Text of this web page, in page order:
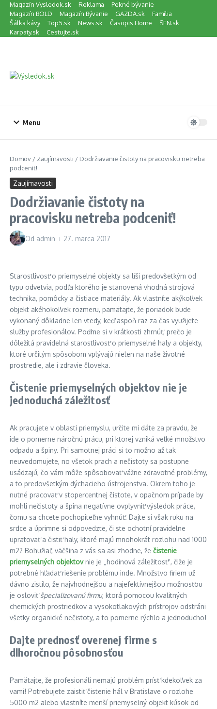
Preskočiť na obsah
Magazín Vysledok.sk Reklama
Pekné bývanie
Magazín BOLD
Magazín Bývanie GAZDA.sk
Família
Šálka kávy
Top5.sk News.sk Časopis Home
SEN.sk
Karpaty.sk
Cestujte.sk
Menu
Domov / Zaujímavosti / Dodržiavanie čistoty na pracovisku netreba
podceniť!
Zaujímavosti
Dodržiavanie čistoty na
pracovisku netreba podceniť!
Od admin 27. marca 2017
Starostlivosť o priemyselné objekty sa líši predovšetkým od
typu odvetvia, podľa ktorého je stanovená vhodná strojová
technika, pomôcky a čistiace materiály. Ak vlastníte akýkoľvek
objekt akéhokoľvek rozmeru, pamätajte, že poriadok bude
vykonaný dôkladne len vtedy, keď aspoň raz za čas využijete
služby profesionálov. Poďme si v krátkosti zhrnúť, prečo je
dôležitá pravidelná starostlivosť o priemyselné haly a objekty,
ktoré určitým spôsobom vplývajú nielen na naše životné
prostredie, ale i zdravie človeka.
Čistenie priemyselných objektov nie je
jednoduchá záležitosť
Ak pracujete v oblasti priemyslu, určite mi dáte za pravdu, že
ide o pomerne náročnú prácu, pri ktorej vzniká veľké množstvo
odpadu a špiny. Pri samotnej práci si to možno až tak
neuvedomujete, no všetok prach a nečistoty sa postupne
usádzajú, čo vám môže spôsobovať vážne zdravotné problémy,
a to predovšetkým dýchacieho ústrojenstva. Okrem toho je
nutné pracovať v stopercentnej čistote, v opačnom prípade by
mohli nečistoty a špina negatívne ovplyvniť výsledok práce,
čomu sa chcete pochopiteľne vyhnúť. Dajte si však ruku na
srdce a úprimne si odpovedzte, či ste ochotní pravidelne
upratovať a čistiť haly, ktoré majú mnohokrát rozlohu nad 1000
m2? Bohužiaľ, väčšina z vás sa asi zhodne, že čistenie
priemyselných objektovnie je „hodinová záležitosť“, čiže je
potrebné hľadať riešenie problému inde. Množstvo firiem už
dávno zistilo, že najvhodnejšou a najefektívnejšou možnosťou
je osloviťšpecializovanú firmu, ktorá pomocou kvalitných
chemických prostriedkov a vysokotlakových prístrojov odstráni
všetky organické nečistoty, a to pomerne rýchlo a jednoducho!
Dajte prednosť overenej firme s
dlhoročnou pôsobnosťou
Pamätajte, že profesionáli nemajú problém prísť kdekoľvek za
vami! Potrebujete zaistiť čistenie hál v Bratislave o rozlohe
5000 m2 alebo vlastníte menší priemyselný objekt kúsok od